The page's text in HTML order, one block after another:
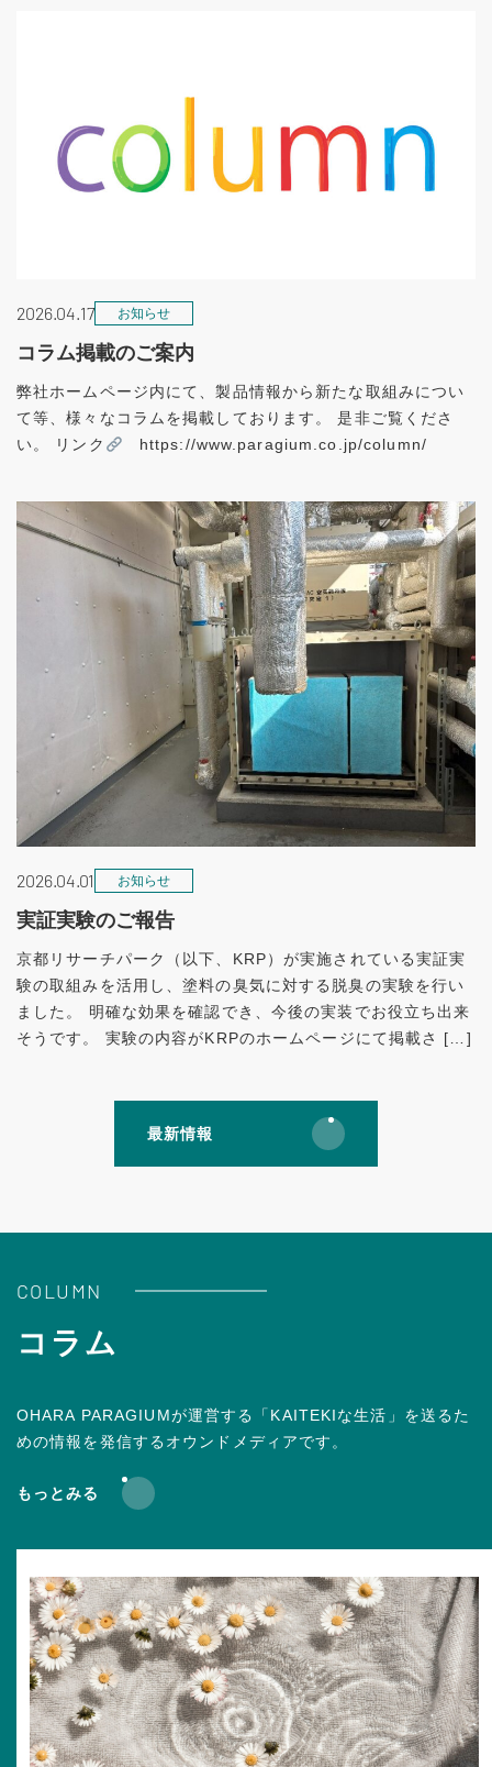
2026.04.17 お知らせ
コラム掲載のご案内
弊社ホームページ内にて、製品情報から新たな取組みについ
て等、様々なコラムを掲載しております。 是非ご覧くださ
い。 リンク
https://www.paragium.co.jp/column/
2026.04.01 お知らせ
実証実験のご報告
京都リサーチパーク（以下、KRP）が実施されている実証実
験の取組みを活用し、塗料の臭気に対する脱臭の実験を行い
ました。 明確な効果を確認でき、今後の実装でお役立ち出来
そうです。 実験の内容がKRPのホームページにて掲載さ […]
最新情報
COLUMN
コラム
OHARA PARAGIUMが運営する「KAITEKIな生活」を送るた
めの情報を発信するオウンドメディアです。
もっとみる